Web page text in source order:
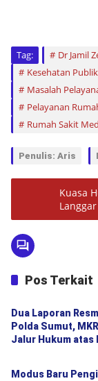
Tag: Dr Jamil
Kesehatan Publik
Masalah
Pelayanan
Rumah Sakit
Penulis: Aris
Kuasa
Pos Terkait
Berita Utama
Dua Laporan
Polda Sumut,
Jalur Hukum atas
Berita Utama
Modus Baru